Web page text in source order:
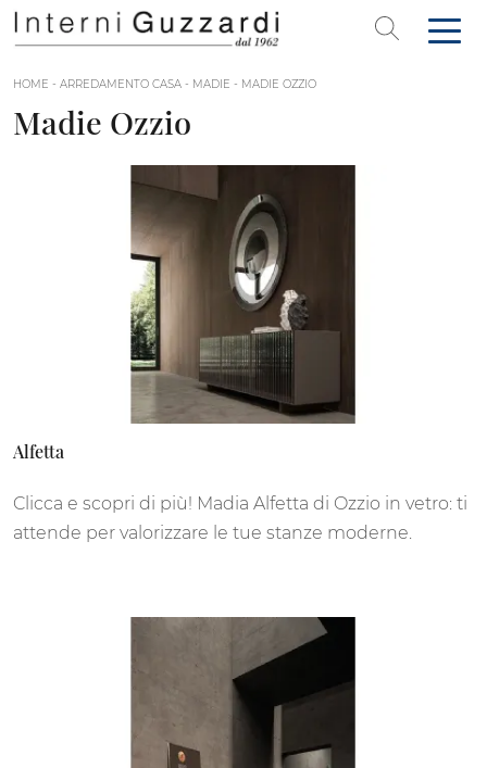
HOME - ARREDAMENTO CASA - MADIE - MADIE OZZIO
Madie Ozzio
Alfetta
Clicca e scopri di più! Madia Alfetta di Ozzio in vetro: ti
attende per valorizzare le tue stanze moderne.